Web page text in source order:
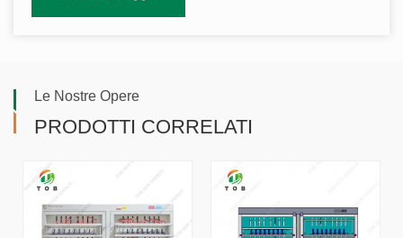
Le Nostre Opere
PRODOTTI CORRELATI